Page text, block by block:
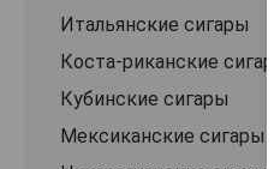
Итальянские сигары
Коста-риканские сигары
Кубинские сигары
Мексиканские сигары